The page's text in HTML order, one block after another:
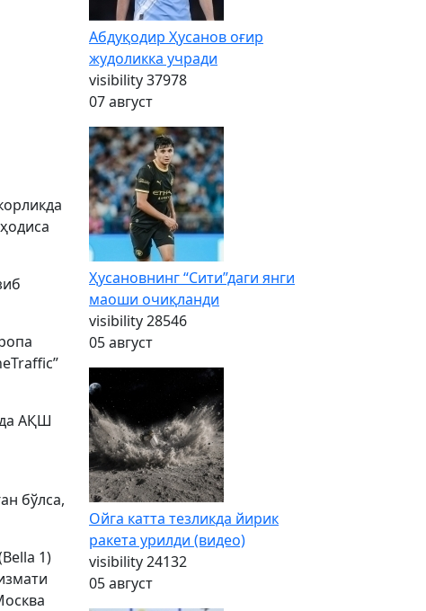
АҚШ
бўлса,
1)
Абдуқодир Ҳусанов оғир
жудоликка учради
visibility37978
07 август
Ҳусановнинг “Сити”даги янги
маоши очиқланди
visibility28546
05 август
Ойга катта тезликда йирик
ракета урилди (видео)
visibility24132
05 август